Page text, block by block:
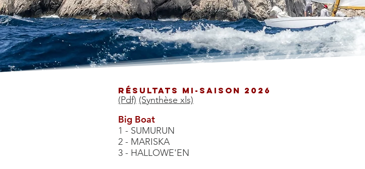
RÉSULTATS MI-SAISON 2026
(Pdf) (Synthèse xls)
Big Boat
1 - SUMURUN
2 - MARISKA
3 - HALLOWE'EN